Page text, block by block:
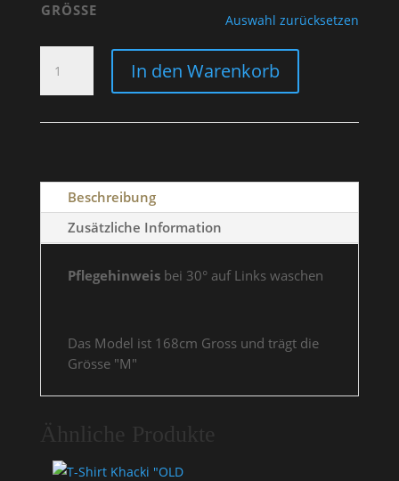
GRÖSSE
Auswahl zurücksetzen
PINK
"BOBBER
In den Warenkorb
Beschreibung
Zusätzliche Information
Pflegehinweis bei 30° auf Links waschen
Das Model ist 168cm Gross und trägt die
Grösse "M"
Ähnliche Produkte